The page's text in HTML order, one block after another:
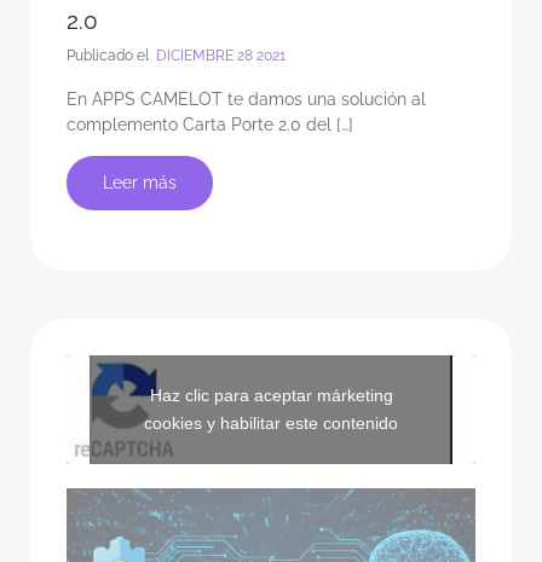
2.0
Publicado el DICIEMBRE 28 2021
En APPS CAMELOT te damos una solución al
complemento Carta Porte 2.0 del […]
Leer más
Haz clic para aceptar márketing
cookies y habilitar este contenido